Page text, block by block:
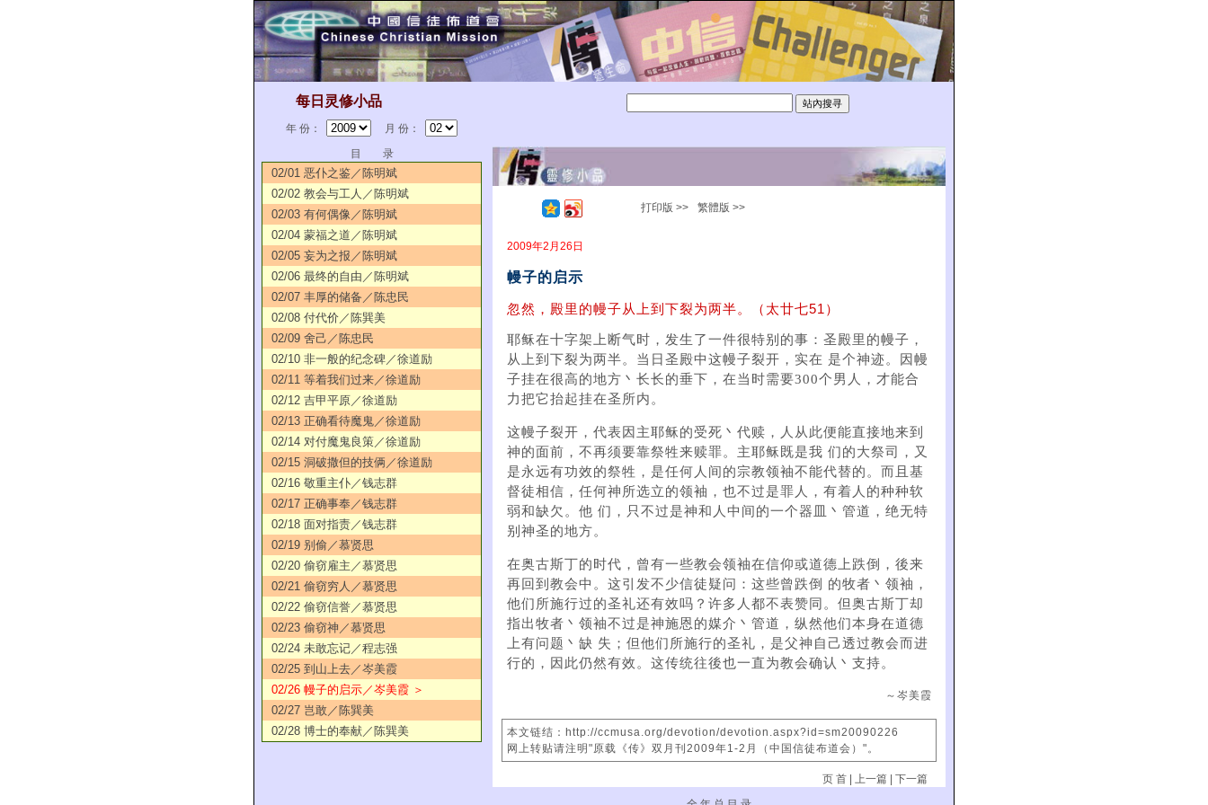
每日灵修小品
年 份：
月 份：
目 录
02/01 恶仆之鉴／陈明斌
02/02 教会与工人／陈明斌
02/03 有何偶像／陈明斌
02/04 蒙福之道／陈明斌
02/05 妄为之报／陈明斌
02/06 最终的自由／陈明斌
02/07 丰厚的储备／陈忠民
02/08 付代价／陈巽美
02/09 舍己／陈忠民
02/10 非一般的纪念碑／徐道励
02/11 等着我们过来／徐道励
02/12 吉甲平原／徐道励
02/13 正确看待魔鬼／徐道励
02/14 对付魔鬼良策／徐道励
02/15 洞破撒但的技俩／徐道励
02/16 敬重主仆／钱志群
02/17 正确事奉／钱志群
02/18 面对指责／钱志群
02/19 别偷／慕贤思
02/20 偷窃雇主／慕贤思
02/21 偷窃穷人／慕贤思
02/22 偷窃信誉／慕贤思
02/23 偷窃神／慕贤思
02/24 未敢忘记／程志强
02/25 到山上去／岑美霞
02/26 幔子的启示／岑美霞 ＞
02/27 岂敢／陈巽美
02/28 博士的奉献／陈巽美
打印版 >> 繁體版 >>
2009年2月26日
幔子的启示
忽然，殿里的幔子从上到下裂为两半。（太廿七51）
耶稣在十字架上断气时，发生了一件很特别的事：圣殿里的幔子，
从上到下裂为两半。当日圣殿中这幔子裂开，实在 是个神迹。因幔
子挂在很高的地方丶长长的垂下，在当时需要300个男人，才能合
力把它抬起挂在圣所内。
这幔子裂开，代表因主耶稣的受死丶代赎，人从此便能直接地来到
神的面前，不再须要靠祭牲来赎罪。主耶稣既是我 们的大祭司，又
是永远有功效的祭牲，是任何人间的宗教领袖不能代替的。而且基
督徒相信，任何神所选立的领袖，也不过是罪人，有着人的种种软
弱和缺欠。他 们，只不过是神和人中间的一个器皿丶管道，绝无特
别神圣的地方。
在奥古斯丁的时代，曾有一些教会领袖在信仰或道德上跌倒，後来
再回到教会中。这引发不少信徒疑问：这些曾跌倒 的牧者丶领袖，
他们所施行过的圣礼还有效吗？许多人都不表赞同。但奥古斯丁却
指出牧者丶领袖不过是神施恩的媒介丶管道，纵然他们本身在道德
上有问题丶缺 失；但他们所施行的圣礼，是父神自己透过教会而进
行的，因此仍然有效。这传统往後也一直为教会确认丶支持。
～岑美霞
本文链结：http://ccmusa.org/devotion/devotion.aspx?id=sm20090226
网上转贴请注明"原载《传》双月刊2009年1-2月（中国信徒布道会）"。
页 首 |上一篇 |下一篇